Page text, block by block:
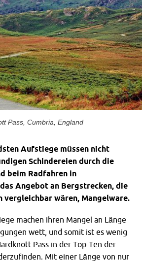
Pass, Cumbria, England
Aufstiege müssen nicht
Schindereien durch die
beim Radfahren in
Angebot an Bergstrecken, die
vergleichbar wären, Mangelware.
machen ihren Mangel an Länge
wett, und somit ist es wenig
Pass in der Top-Ten der
Mit einer Länge von nur